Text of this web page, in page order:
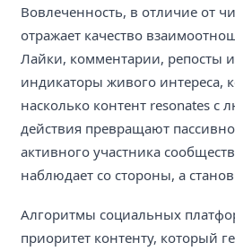
Вовлеченность, в отличие от
отражает качество
Лайки, комментарии, репосты
индикаторы живого интереса,
насколько контент resonates
действия превращают
активного участника
наблюдает со стороны, а
Алгоритмы социальных
приоритет контенту, который